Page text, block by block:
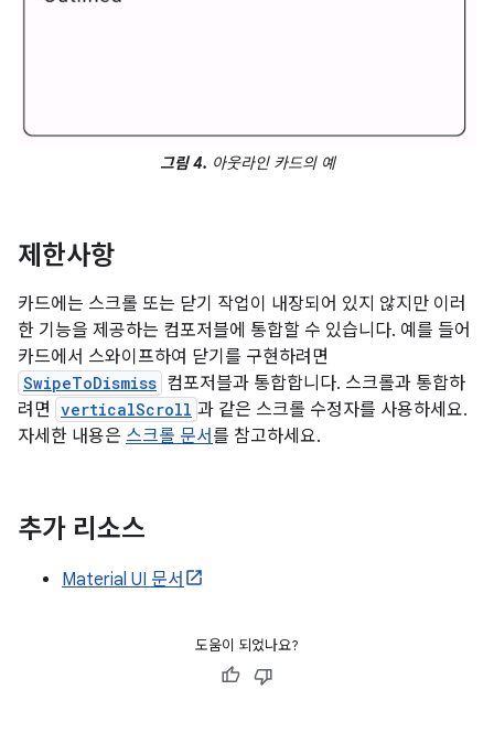
그림 4. 아웃라인 카드의 예
제한사항
카드에는 스크롤 또는 닫기 작업이 내장되어 있지 않지만 이러
한 기능을 제공하는 컴포저블에 통합할 수 있습니다. 예를 들어
카드에서 스와이프하여 닫기를 구현하려면
SwipeToDismiss 컴포저블과 통합합니다. 스크롤과 통합하
려면 verticalScroll 과 같은 스크롤 수정자를 사용하세요.
자세한 내용은 스크롤 문서를 참고하세요.
추가 리소스
Material UI 문서
도움이 되었나요?